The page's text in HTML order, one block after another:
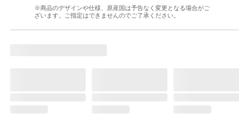
※商品のデザインや仕様、原産国は予告なく変更となる場合がご
ざいます。ご指定はできませんのでご了承ください。